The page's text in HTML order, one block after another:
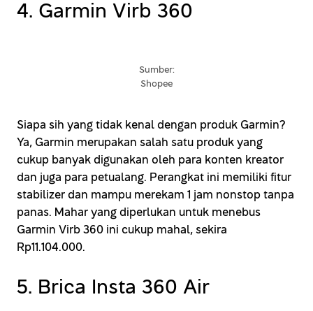
4. Garmin Virb 360
Sumber:
Shopee
Siapa sih yang tidak kenal dengan produk Garmin?
Ya, Garmin merupakan salah satu produk yang
cukup banyak digunakan oleh para konten kreator
dan juga para petualang. Perangkat ini memiliki fitur
stabilizer dan mampu merekam 1 jam nonstop tanpa
panas. Mahar yang diperlukan untuk menebus
Garmin Virb 360 ini cukup mahal, sekira
Rp11.104.000.
5. Brica Insta 360 Air